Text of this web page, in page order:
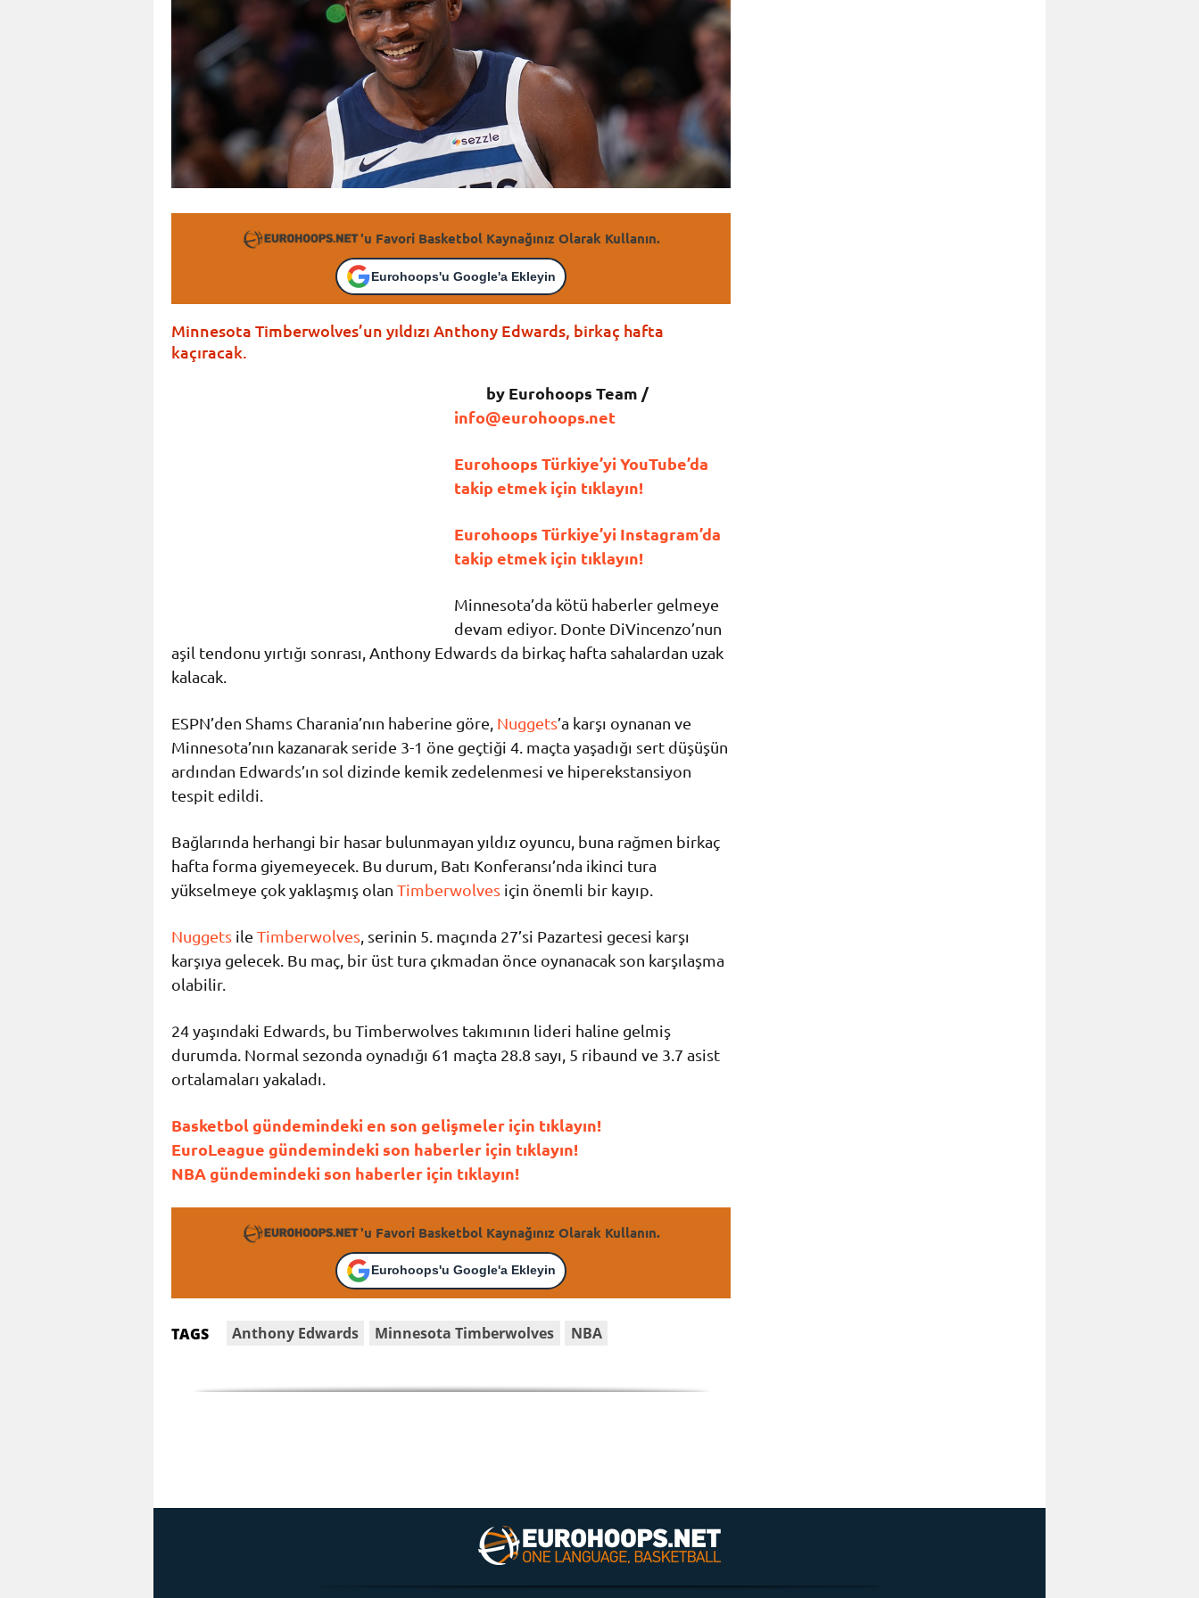
'u Favori Basketbol Kaynağınız Olarak Kullanın.
Eurohoops'u Google'a Ekleyin
Minnesota Timberwolves’un yıldızı Anthony Edwards, birkaç hafta
kaçıracak.
by Eurohoops Team /
info@eurohoops.net
Eurohoops Türkiye’yi YouTube’da
takip etmek için tıklayın!
Eurohoops Türkiye’yi Instagram’da
takip etmek için tıklayın!
Minnesota’da kötü haberler gelmeye
devam ediyor. Donte DiVincenzo’nun
aşil tendonu yırtığı sonrası, Anthony Edwards da birkaç hafta sahalardan uzak
kalacak.
ESPN’den Shams Charania’nın haberine göre, Nuggets’a karşı oynanan ve
Minnesota’nın kazanarak seride 3-1 öne geçtiği 4. maçta yaşadığı sert düşüşün
ardından Edwards’ın sol dizinde kemik zedelenmesi ve hiperekstansiyon
tespit edildi.
Bağlarında herhangi bir hasar bulunmayan yıldız oyuncu, buna rağmen birkaç
hafta forma giyemeyecek. Bu durum, Batı Konferansı’nda ikinci tura
yükselmeye çok yaklaşmış olan Timberwolves için önemli bir kayıp.
Nuggets ile Timberwolves , serinin 5. maçında 27’si Pazartesi gecesi karşı
karşıya gelecek. Bu maç, bir üst tura çıkmadan önce oynanacak son karşılaşma
olabilir.
24 yaşındaki Edwards, bu Timberwolves takımının lideri haline gelmiş
durumda. Normal sezonda oynadığı 61 maçta 28.8 sayı, 5 ribaund ve 3.7 asist
ortalamaları yakaladı.
Basketbol gündemindeki en son gelişmeler için tıklayın!
EuroLeague gündemindeki son haberler için tıklayın!
NBA gündemindeki son haberler için tıklayın!
'u Favori Basketbol Kaynağınız Olarak Kullanın.
Eurohoops'u Google'a Ekleyin
TAGS Anthony Edwards Minnesota Timberwolves NBA